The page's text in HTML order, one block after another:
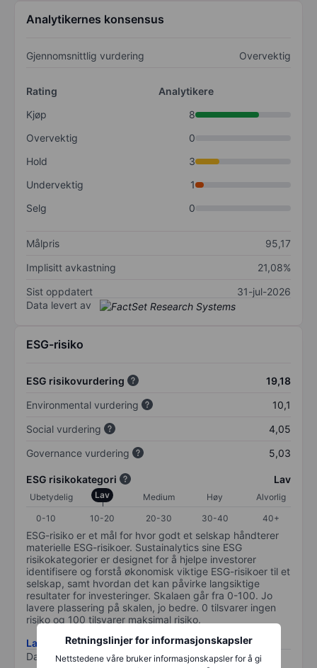
Retningslinjer for informasjonskapsler
Nettstedene våre bruker informasjonskapsler for å gi
Analytikernes konsensus
Gjennomsnittlig vurdering Overvektig
Rating
Analytikere
Kjøp
8
Overvektig
0
Hold
3
Undervektig
1
Selg
0
Målpris
95,17
Implisitt avkastning
21,08%
Sist oppdatert
31-jul-2026
Data levert av
ESG-risiko
ESG risikovurdering
19,18
Environmental vurdering
10,1
Social vurdering
4,05
Governance vurdering
5,03
ESG risikokategori Lav
Ubetydelig Lav Medium Høy
Alvorlig
0-10
10-20 20-30 30-40 40+
ESG-risiko er et mål for hvor godt et selskap håndterer
materielle ESG-risikoer. Sustainalytics sine ESG
risikokategorier er designet for å hjelpe investorer
identifisere og forstå økonomisk viktige ESG-risikoer til et
selskap, samt hvordan det kan påvirke langsiktige
resultater for investeringer. Skalaen går fra 0-100. Jo
lavere plassering på skalen, jo bedre. 0 tilsvarer ingen
risiko og 100 tilsvarer maksimal risiko.
Last ned metodikk for ESG-risiko
Data levert av
/